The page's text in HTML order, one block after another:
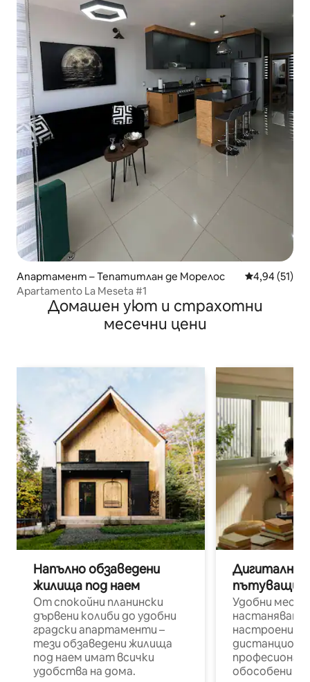
Апартамент – Тепатитлан де Морелос Средна
4,94 (51)
Apartamento La Meseta #1
Домашен уют и страхотни
месечни цени
Напълно обзаведени
жилища под наем
От спокойни планински
дървени колиби до удобни
градски апартаменти –
тези обзаведени жилища
под наем имат всички
удобства на дома.
Дигитални
пътуващи
Удобни
настаняване
настроени и
обособени